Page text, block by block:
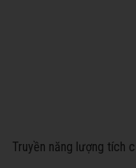
Truyền năng lượng tích